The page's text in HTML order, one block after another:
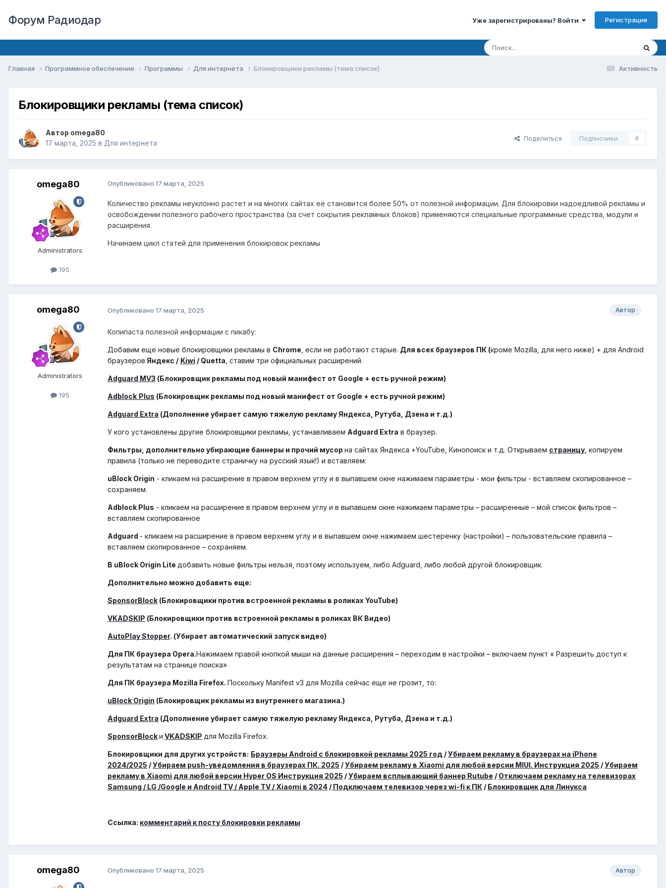
Форум Радиодар Уже зарегистрированы? Войти Регистрация
Активность
Главная Программное обеспечение Программы Для интернета Блокировщики рекламы (тема список)
Блокировщики рекламы (тема список)
Автор omega80
17 марта, 2025 в Для интернета
Поделиться Подписчики 0
omega80
Administrators
195
Опубликовано 17 марта, 2025
Количество рекламы неуклонно растет и на многих сайтах её становится более 50% от полезной информации. Для блокировки надоедливой рекламы и
освобождении полезного рабочего пространства (за счет сокрытия рекламных блоков) применяются специальные программные средства, модули и
расширения.
Начинаем цикл статей для применения блокировок рекламы
omega80
Administrators
195
Автор
Опубликовано 17 марта, 2025
Копипаста полезной информации с пикабу:
Добавим еще новые блокировщики рекламы в Chrome , если не работают старые. Для всех браузеров ПК (кроме Mozilla, для него ниже) + для Android
браузеров Яндекс / Kiwi / Quetta , ставим три официальных расширений.
Adguard MV3 (Блокировщик рекламы под новый манифест от Google + есть ручной режим)
Adblock Plus (Блокировщик рекламы под новый манифест от Google + есть ручной режим)
Adguard Extra (Дополнение убирает самую тяжелую рекламу Яндекса, Рутуба, Дзена и т.д.)
У кого установлены другие блокировщики рекламы, устанавливаем Adguard Extra в браузер.
Фильтры, дополнительно убирающие баннеры и прочий мусор на сайтах Яндекса +YouTube, Кинопоиск и т.д. Открываем страницу , копируем
правила (только не переводите страничку на русский язык!) и вставляем:
uBlock Origin - кликаем на расширение в правом верхнем углу и в выпавшем окне нажимаем параметры - мои фильтры - вставляем скопированное –
сохраняем.
Adblock Plus - кликаем на расширение в правом верхнем углу и в выпавшем окне нажимаем параметры – расширенные – мой список фильтров –
вставляем скопированное
Adguard - кликаем на расширение в правом верхнем углу и в выпавшем окне нажимаем шестеренку (настройки) – пользовательские правила –
вставляем скопированное – сохраняем.
В uBlock Origin Lite добавить новые фильтры нельзя, поэтому используем, либо Adguard, либо любой другой блокировщик.
Дополнительно можно добавить еще:
SponsorBlock (Блокировщики против встроенной рекламы в роликах YouTube)
VKADSKIP (Блокировщики против встроенной рекламы в роликах ВК Видео)
AutoPlay Stopper. (Убирает автоматический запуск видео)
Для ПК браузера Opera.Нажимаем правой кнопкой мыши на данные расширения – переходим в настройки – включаем пункт « Разрешить доступ к
результатам на странице поиска»
Для ПК браузера Mozilla Firefox. Поскольку Manifest v3 для Mozilla сейчас еще не грозит, то:
uBlock Origin (Блокировщик рекламы из внутреннего магазина.)
Adguard Extra (Дополнение убирает самую тяжелую рекламу Яндекса, Рутуба, Дзена и т.д.)
SponsorBlockи VKADSKIP для Mozilla Firefox.
Блокировщики для других устройств: Браузеры Android с блокировкой рекламы 2025 год /Убираем рекламу в браузерах на iPhone
2024/2025 /Убираем push-уведомления в браузерах ПК. 2025 /Убираем рекламу в Xiaomi для любой версии MIUI. Инструкция 2025 /Убираем
рекламу в Xiaomi для любой версии Hyper OS Инструкция 2025 /Убираем всплывающий баннер Rutube / Отключаем рекламу на телевизорах
Samsung / LG /Google и Android TV / Apple TV / Xiaomi в 2024 / Подключаем телевизор через wi-fi к ПК / Блокировщик для Линукса
Ссылка: комментарий к посту блокировки рекламы
omega80 Автор
Опубликовано 17 марта, 2025